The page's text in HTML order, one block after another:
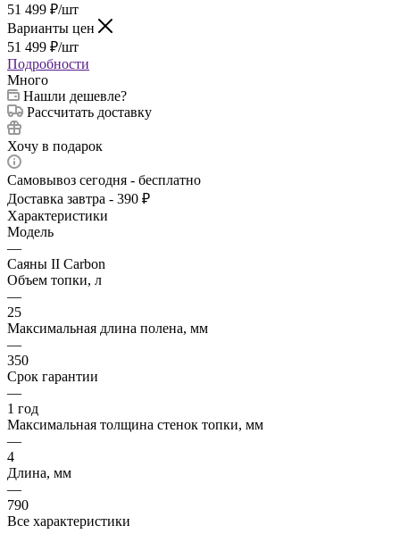
51 499 ₽/шт
Варианты цен
51 499 ₽/шт
Подробности
Много
Нашли дешевле?
Рассчитать доставку
Хочу в подарок
Самовывоз сегодня - бесплатно
Доставка завтра - 390 ₽
Характеристики
Модель
—
Саяны II Carbon
Объем топки, л
—
25
Максимальная длина полена, мм
—
350
Срок гарантии
—
1 год
Максимальная толщина стенок топки, мм
—
4
Длина, мм
—
790
Все характеристики